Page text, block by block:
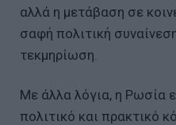
αλλά η μετάβαση σε
σαφή πολιτική
τεκμηρίωση.
Με άλλα λόγια, η Ρωσία
πολιτικό και πρακτικό